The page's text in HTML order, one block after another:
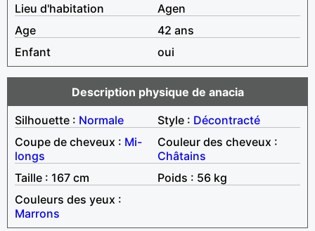
Lieu d'habitation
Agen
Age
42 ans
Enfant
oui
Description physique de anacia
Silhouette : Normale Style : Décontracté
Coupe de cheveux : Mi-
longs
Couleur des cheveux :
Châtains
Taille : 167 cm
Poids : 56 kg
Couleurs des yeux :
Marrons